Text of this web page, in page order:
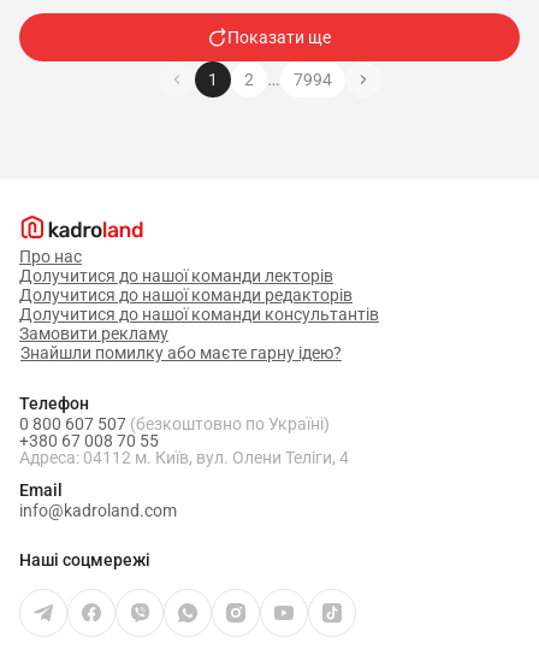
Показати ще
1 2 … 7994
Про нас
Долучитися до нашої команди лекторів
Долучитися до нашої команди редакторів
Долучитися до нашої команди консультантів
Замовити рекламу
Знайшли помилку або маєте гарну ідею?
Телефон
0 800 607 507 (безкоштовно по Україні)
+380 67 008 70 55
Адреса: 04112 м. Київ, вул. Олени Теліги, 4
Email
info@kadroland.com
Наші соцмережі